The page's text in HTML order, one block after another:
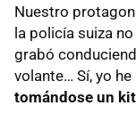
Nuestro
la policía suiza
grabó
volante… Sí, yo
tomándose un